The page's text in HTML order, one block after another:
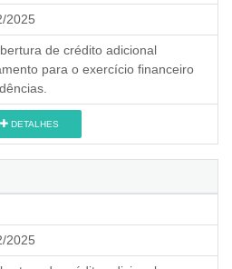
2025
de crédito adicional
para o exercício financeiro
DETALHES
2025